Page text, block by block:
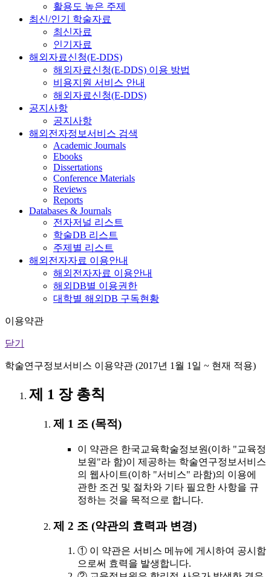
활용도 높은 주제
최신/인기 학술자료
최신자료
인기자료
해외자료신청(E-DDS)
해외자료신청(E-DDS) 이용 방법
비용지원 서비스 안내
해외자료신청(E-DDS)
공지사항
공지사항
해외전자정보서비스 검색
Academic Journals
Ebooks
Dissertations
Conference Materials
Reviews
Reports
Databases & Journals
전자저널 리스트
학술DB 리스트
주제별 리스트
해외전자자료 이용안내
해외전자자료 이용안내
해외DB별 이용권한
대학별 해외DB 구독현황
이용약관
닫기
학술연구정보서비스 이용약관 (2017년 1월 1일 ~ 현재 적용)
제 1 장 총칙
제 1 조 (목적)
이 약관은 한국교육학술정보원(이하 "교육정
보원"라 함)이 제공하는 학술연구정보서비스
의 웹사이트(이하 "서비스" 라함)의 이용에
관한 조건 및 절차와 기타 필요한 사항을 규
정하는 것을 목적으로 합니다.
제 2 조 (약관의 효력과 변경)
① 이 약관은 서비스 메뉴에 게시하여 공시함
으로써 효력을 발생합니다.